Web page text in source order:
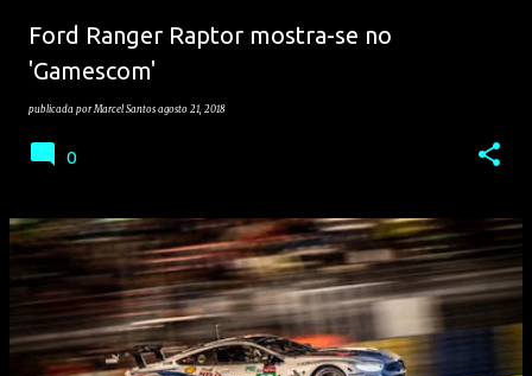
Ford Ranger Raptor mostra-se no
'Gamescom'
publicada porMarcel Santos agosto 21, 2018
0